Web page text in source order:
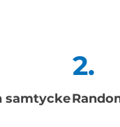
samtycke
2.